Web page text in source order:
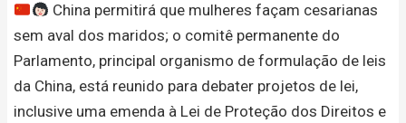
China permitirá que mulheres façam cesarianas
sem aval dos maridos; o comitê permanente do
Parlamento, principal organismo de formulação de leis
da China, está reunido para debater projetos de lei,
inclusive uma emenda à Lei de Proteção dos Direitos e